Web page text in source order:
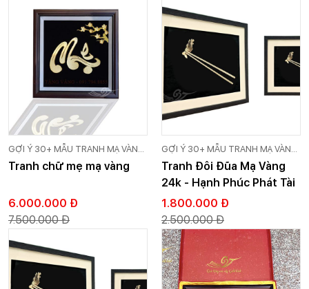
GỢI Ý 30+ MẪU TRANH MẠ VÀNG
24K CAO CẤP GOLD VIỆT
Tranh chữ mẹ mạ vàng
6.000.000 Đ
7.500.000 Đ
GỢI Ý 30+ MẪU TRANH MẠ VÀNG
24K CAO CẤP GOLD VIỆT
Tranh Đôi Đũa Mạ Vàng
24k - Hạnh Phúc Phát Tài
1.800.000 Đ
2.500.000 Đ